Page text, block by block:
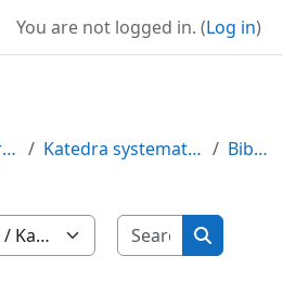
You are not logged in. (Log in)
Bc a Mgr štúdium Katedra systematickej teológie Biblikum
Search
Search